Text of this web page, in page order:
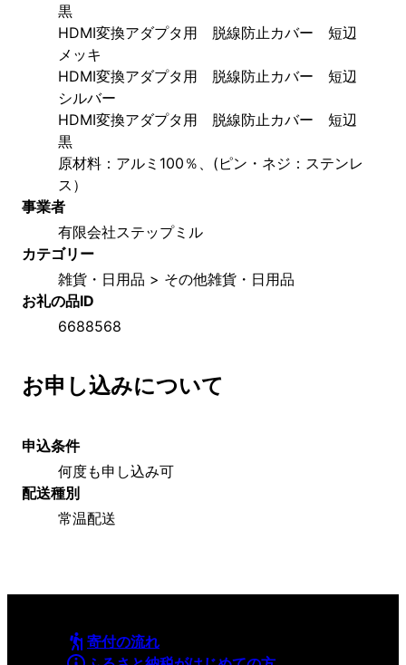
黒
HDMI変換アダプタ用　脱線防止カバー　短辺
メッキ
HDMI変換アダプタ用　脱線防止カバー　短辺
シルバー
HDMI変換アダプタ用　脱線防止カバー　短辺
黒
原材料：アルミ100％、(ピン・ネジ：ステンレ
ス）
事業者
有限会社ステップミル
カテゴリー
雑貨・日用品 > その他雑貨・日用品
お礼の品ID
6688568
お申し込みについて
申込条件
何度も申し込み可
配送種別
常温配送
寄付の流れ